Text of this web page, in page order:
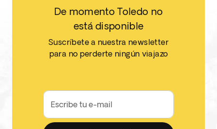
De momento Toledo no
está disponible
Suscríbete a nuestra newsletter
para no perderte ningún viajazo
Escribe tu e-mail